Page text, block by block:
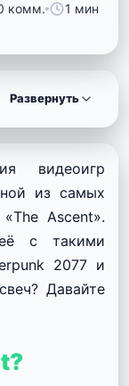
комм.
1 мин
Развернуть
видеоигр
из самых
Ascent».
с такими
2077 и
Давайте